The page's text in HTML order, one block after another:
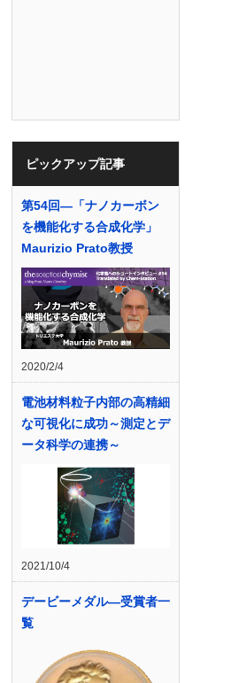
ピックアップ記事
第54回―「ナノカーボン
を機能化する合成化学」
Maurizio Prato教授
2020/2/4
電池材料粒子内部の高精細
な可視化に成功～測定とデ
ータ科学の連携～
2021/10/4
デービーメダル―受賞者一
覧